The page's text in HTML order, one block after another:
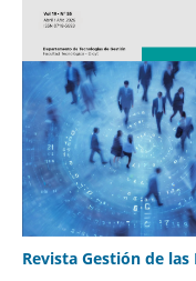
Revista Gestión de